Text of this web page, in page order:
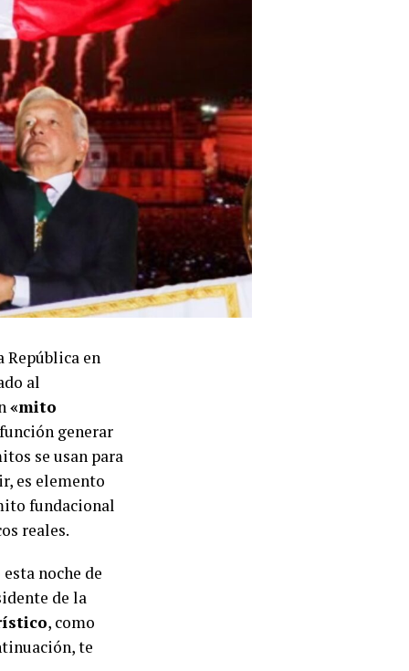
República en
al
«mito
generar
se usan para
es elemento
fundacional
reales.
noche de
de la
, como
te